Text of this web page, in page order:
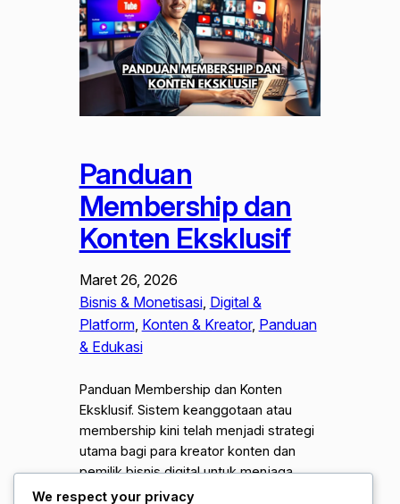
Panduan
Membership dan
Konten Eksklusif
Maret 26, 2026
Bisnis & Monetisasi, Digital &
Platform, Konten & Kreator, Panduan
& Edukasi
Panduan Membership dan Konten
Eksklusif. Sistem keanggotaan atau
membership kini telah menjadi strategi
utama bagi para kreator konten dan
pemilik bisnis digital untuk menjaga
keberlangsungan finansial mereka.
We respect your privacy